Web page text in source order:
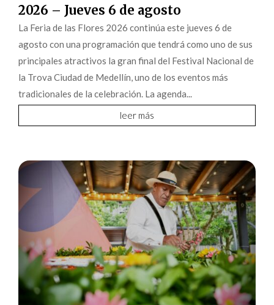
2026 – Jueves 6 de agosto
La Feria de las Flores 2026 continúa este jueves 6 de
agosto con una programación que tendrá como uno de sus
principales atractivos la gran final del Festival Nacional de
la Trova Ciudad de Medellín, uno de los eventos más
tradicionales de la celebración. La agenda...
leer más